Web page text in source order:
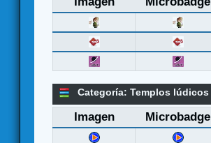
Categoría: Templos lúdicos
Imagen Microbadge